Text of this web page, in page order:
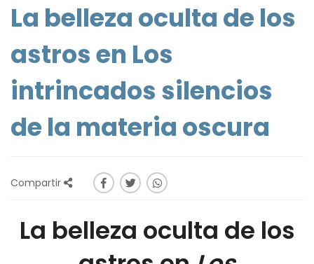
La belleza oculta de los
astros en Los
intrincados silencios
de la materia oscura
Compartir
La belleza oculta de los